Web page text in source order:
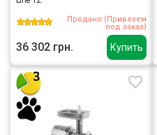
Купить
Продано (Привезем
под заказ)
36 302 грн.